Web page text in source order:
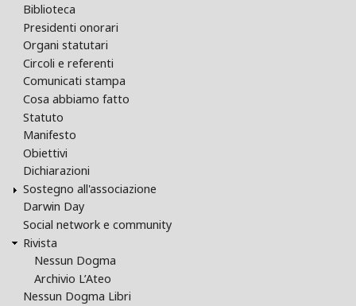
Biblioteca
Presidenti onorari
Organi statutari
Circoli e referenti
Comunicati stampa
Cosa abbiamo fatto
Statuto
Manifesto
Obiettivi
Dichiarazioni
Sostegno all'associazione
Darwin Day
Social network e community
Rivista
Nessun Dogma
Archivio L’Ateo
Nessun Dogma Libri